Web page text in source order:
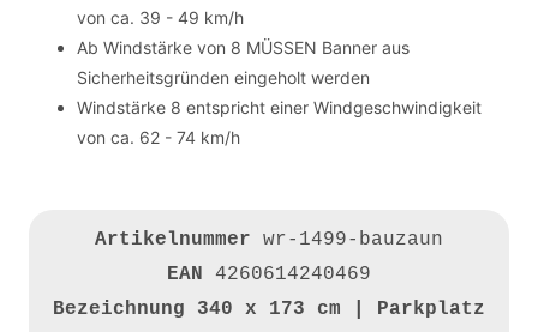
von ca. 39 - 49 km/h
Ab Windstärke von 8 MÜSSEN Banner aus
Sicherheitsgründen eingeholt werden
Windstärke 8 entspricht einer Windgeschwindigkeit
von ca. 62 - 74 km/h
Artikelnummer wr-1499-bauzaun
EAN 4260614240469
Bezeichnung 340 x 173 cm | Parkplatz